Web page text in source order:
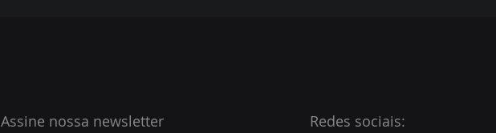
Assine nossa newsletter Redes sociais: